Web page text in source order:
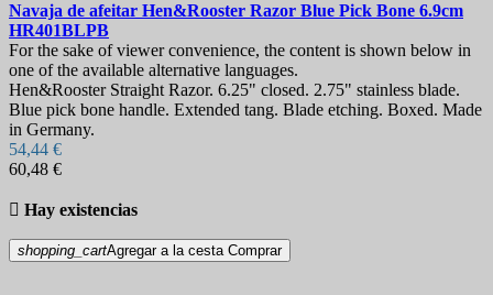
Navaja de afeitar Hen&Rooster Razor Blue Pick Bone 6.9cm
HR401BLPB
For the sake of viewer convenience, the content is shown below in
one of the available alternative languages.
Hen&Rooster Straight Razor. 6.25" closed. 2.75" stainless blade.
Blue pick bone handle. Extended tang. Blade etching. Boxed. Made
in Germany.
54,44 €
60,48 €
 Hay existencias
shopping_cartAgregar a la cesta Comprar